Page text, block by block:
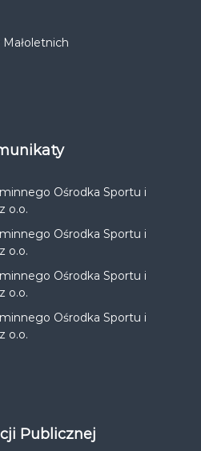
Ośrodka Sportu i
o.o.
Ośrodka Sportu i
o.o.
Ośrodka Sportu i
o.o.
Ośrodka Sportu i
o.o.
Publicznej